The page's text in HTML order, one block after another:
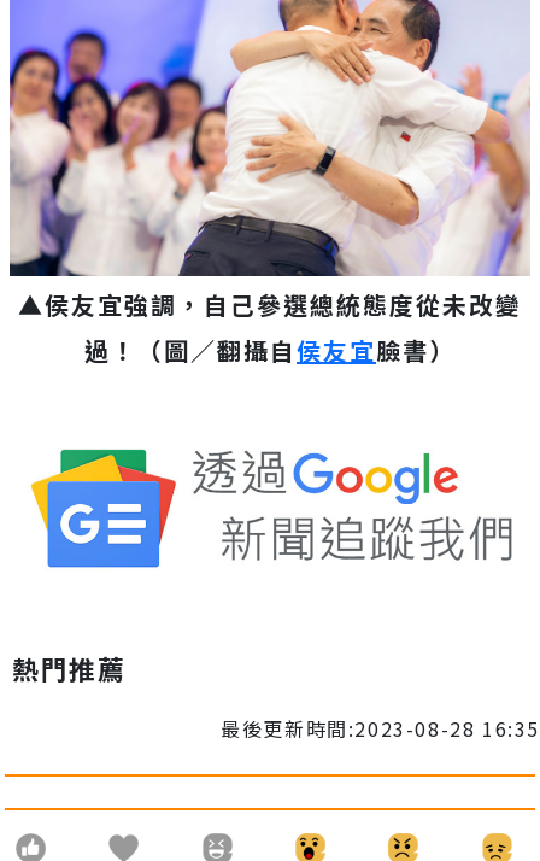
▲侯友宜強調，自己參選總統態度從未改變
過！（圖／翻攝自侯友宜臉書）
熱門推薦
最後更新時間:2023-08-28 16:35